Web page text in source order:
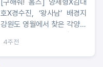
[구해줘! 홈즈] 양세형X김대
호X경수진, ‘왕사남’ 배경지
강원도 영월에서 찾은 각양각
4주전